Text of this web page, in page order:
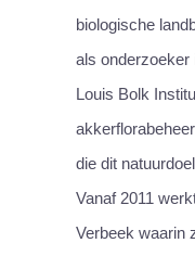
biologische
als onderzoeker
Louis Bolk
die dit
Vanaf 2011
Verbeek waarin